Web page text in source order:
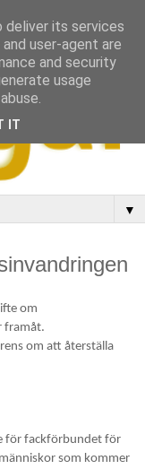
▼
om
framåt.
om att återställa
för fackförbundet för
som kommer
deliver its services
user-agent are
and security
usage
IT